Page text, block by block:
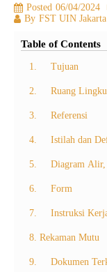
Posted 06/04/2024
By FST UIN Jakarta
Table of Contents
1. Tujuan
2. Ruang
3. Referensi
4. Istilah dan
5. Diagram Alir,
6. Form
7. Instruksi
8. Rekaman Mutu
9. Dokumen